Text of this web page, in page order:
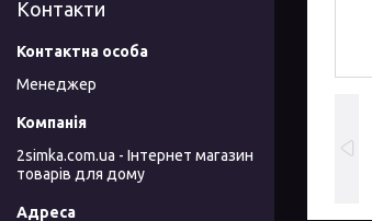
Контакти
Менеджер
2simka.com.ua - Інтернет магазин
товарів для дому